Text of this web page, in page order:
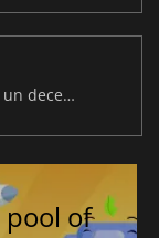
Forsaken Realms: Vahrin's Call esce dopo un decennio di sviluppo
of